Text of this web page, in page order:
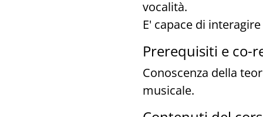
vocalità.
E' capace di
Prerequisiti e co-
Conoscenza della
musicale.